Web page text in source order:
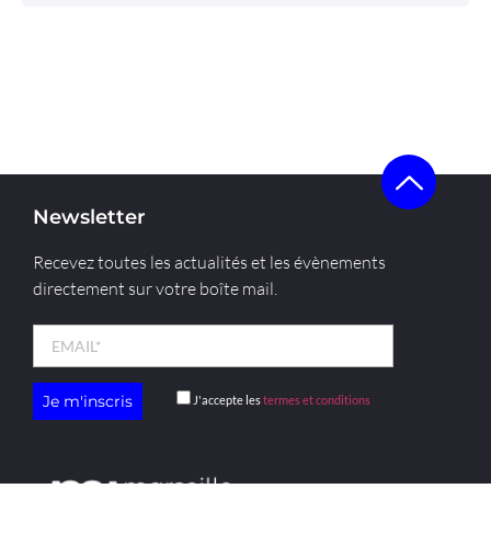
Newsletter
Recevez toutes les actualités et les évènements
directement sur votre boîte mail.
J'accepte lestermes et conditions